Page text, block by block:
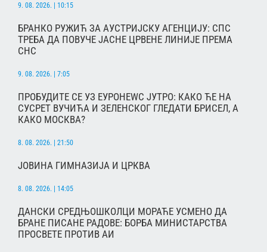
9. 08. 2026. | 10:15
БРАНКО РУЖИЋ ЗА АУСТРИЈСКУ АГЕНЦИЈУ: СПС
ТРЕБА ДА ПОВУЧЕ ЈАСНЕ ЦРВЕНЕ ЛИНИЈЕ ПРЕМА
СНС
9. 08. 2026. | 7:05
ПРОБУДИТЕ СЕ УЗ ЕУРОНЕWС ЈУТРО: КАКО ЋЕ НА
СУСРЕТ ВУЧИЋА И ЗЕЛЕНСКОГ ГЛЕДАТИ БРИСЕЛ, А
КАКО МОСКВА?
8. 08. 2026. | 21:50
ЈОВИНА ГИМНАЗИЈА И ЦРКВА
8. 08. 2026. | 14:05
ДАНСКИ СРЕДЊОШКОЛЦИ МОРАЋЕ УСМЕНО ДА
БРАНЕ ПИСАНЕ РАДОВЕ: БОРБА МИНИСТАРСТВА
ПРОСВЕТЕ ПРОТИВ АИ